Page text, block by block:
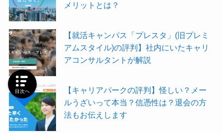
メリットとは？
【就活キャンパス「プレスタ」(旧プレミ
アムスタイル)の評判】社内にいたキャリ
アコンサルタントが解説
【キャリアパークの評判】怪しい？メー
ルうざいって本当？信憑性は？退会の方
法もお伝えします
目次へ